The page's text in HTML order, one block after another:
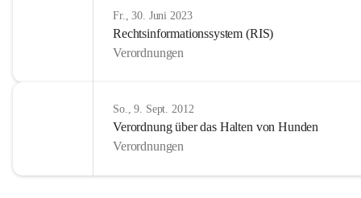
Fr., 30. Juni 2023
Rechtsinformationssystem (RIS)
Verordnungen
So., 9. Sept. 2012
Verordnung über das Halten von Hunden
Verordnungen